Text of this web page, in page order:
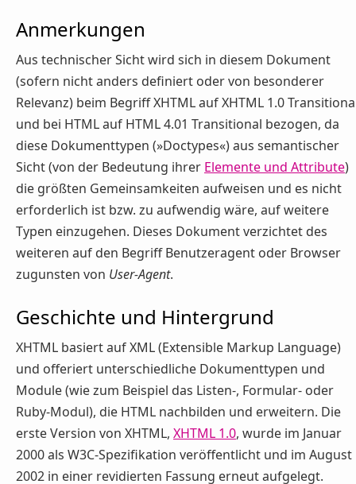
Anmerkungen
Aus technischer Sicht wird sich in diesem Dokument
(sofern nicht anders definiert oder von besonderer
Relevanz) beim Begriff XHTML auf XHTML 1.0
und bei HTML auf HTML 4.01 Transitional bezogen, da
diese Dokumenttypen (»Doctypes«) aus semantischer
Sicht (von der Bedeutung ihrer Elemente und Attribute)
die größten Gemeinsamkeiten aufweisen und es nicht
erforderlich ist bzw. zu aufwendig wäre, auf weitere
Typen einzugehen. Dieses Dokument verzichtet des
weiteren auf den Begriff Benutzeragent oder Browser
zugunsten von User-Agent.
Geschichte und Hintergrund
XHTML basiert auf XML (Extensible Markup Language)
und offeriert unterschiedliche Dokumenttypen und
Module (wie zum Beispiel das Listen-, Formular- oder
Ruby-Modul), die HTML nachbilden und erweitern. Die
erste Version von XHTML, XHTML 1.0, wurde im Januar
2000 als W3C-Spezifikation veröffentlicht und im August
2002 in einer revidierten Fassung erneut aufgelegt.